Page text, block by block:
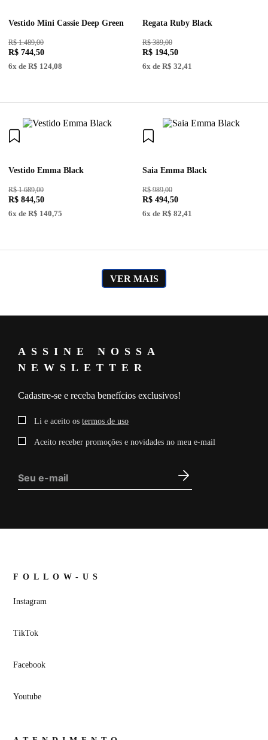
Vestido Mini Cassie Deep Green
R$ 1.489,00
R$ 744,50
6x de R$ 124,08
Regata Ruby Black
R$ 389,00
R$ 194,50
6x de R$ 32,41
Vestido Emma Black
R$ 1.689,00
R$ 844,50
6x de R$ 140,75
Saia Emma Black
R$ 989,00
R$ 494,50
6x de R$ 82,41
FOLLOW-US
Instagram
TikTok
Facebook
Youtube
ASSINE NOSSA
NEWSLETTER
Cadastre-se e receba benefícios exclusivos!
Li e aceito os termos de uso
Aceito receber promoções e novidades no meu e-mail